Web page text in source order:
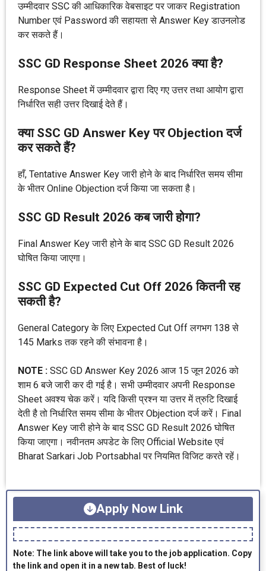
उम्मीदवार SSC की आधिकारिक वेबसाइट पर जाकर Registration
Number एवं Password की सहायता से Answer Key डाउनलोड
कर सकते हैं।
SSC GD Response Sheet 2026 क्या है?
Response Sheet में उम्मीदवार द्वारा दिए गए उत्तर तथा आयोग द्वारा
निर्धारित सही उत्तर दिखाई देते हैं।
क्या SSC GD Answer Key पर Objection दर्ज
कर सकते हैं?
हाँ, Tentative Answer Key जारी होने के बाद निर्धारित समय सीमा
के भीतर Online Objection दर्ज किया जा सकता है।
SSC GD Result 2026 कब जारी होगा?
Final Answer Key जारी होने के बाद SSC GD Result 2026
घोषित किया जाएगा।
SSC GD Expected Cut Off 2026 कितनी रह
सकती है?
General Category के लिए Expected Cut Off लगभग 138 से
145 Marks तक रहने की संभावना है।
NOTE : SSC GD Answer Key 2026 आज 15 जून 2026 को
शाम 6 बजे जारी कर दी गई है। सभी उम्मीदवार अपनी Response
Sheet अवश्य चेक करें। यदि किसी प्रश्न या उत्तर में त्रुटि दिखाई
देती है तो निर्धारित समय सीमा के भीतर Objection दर्ज करें। Final
Answer Key जारी होने के बाद SSC GD Result 2026 घोषित
किया जाएगा। नवीनतम अपडेट के लिए Official Website एवं
Bharat Sarkari Job Portsabhal पर नियमित विजिट करते रहें।
Apply Now Link
Note: The link above will take you to the job application. Copy
the link and open it in a new tab. Best of luck!